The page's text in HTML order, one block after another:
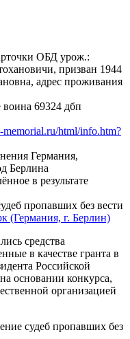
ОБД урож.:
призван 1944
адрес проживания
воина 69324 дбп
html/info.htm?
Германия,
Берлина
в результате
пропавших без вести
(Германия, г. Берлин)
средства
в качестве гранта в
Российской
основании конкурса,
организацией
судеб пропавших без